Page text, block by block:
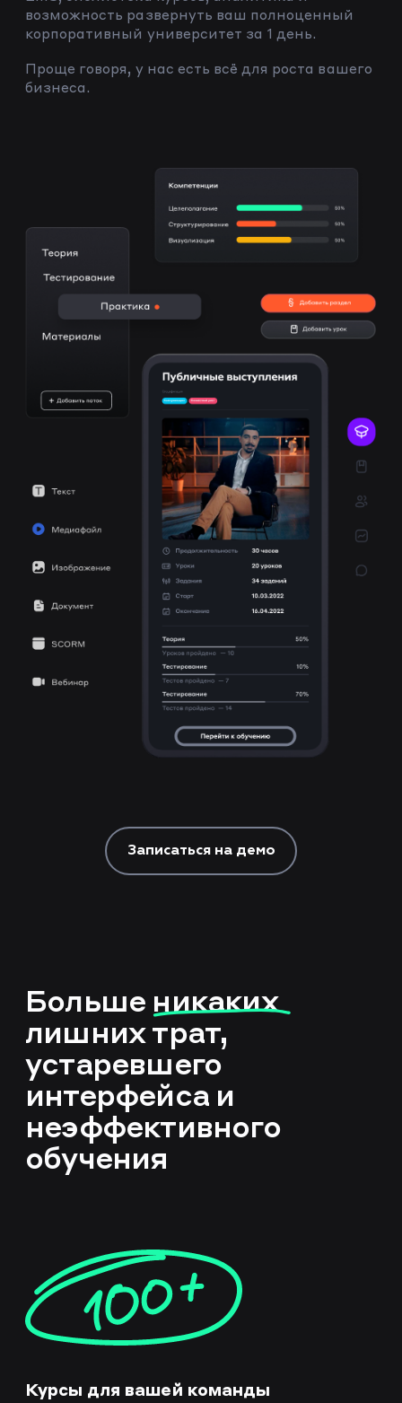
возможность развернуть ваш полноценный
корпоративный университет за 1 день.
Проще говоря, у нас есть всё для роста вашего
бизнеса.
Записаться на демо
Больше никаких
лишних трат,
устаревшего
интерфейса и
неэффективного
обучения
Курсы для вашей команды